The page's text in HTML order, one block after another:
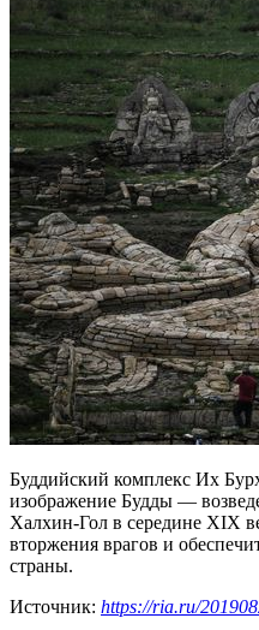
Буддийский комплекс Их
изображение Будды —
Халхин-Гол в середине XIX
вторжения врагов и
страны.
Источник: https://ria.ru/